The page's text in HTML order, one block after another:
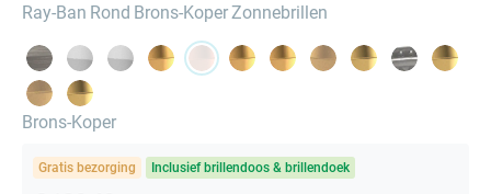
Ray-Ban Rond Brons-KoperZonnebrillen
Brons-Koper
Gratis bezorging Inclusief brillendoos & brillendoek